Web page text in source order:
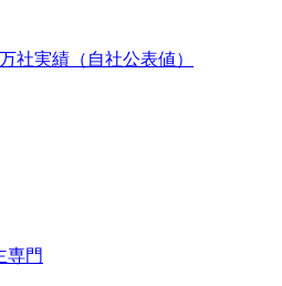
社実績（自社公表値）
専門